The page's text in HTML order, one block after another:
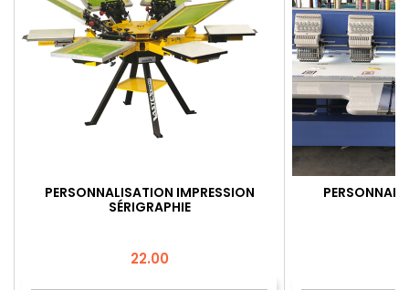
PERSONNALISATION IMPRESSION
SÉRIGRAPHIE
Price
22.00